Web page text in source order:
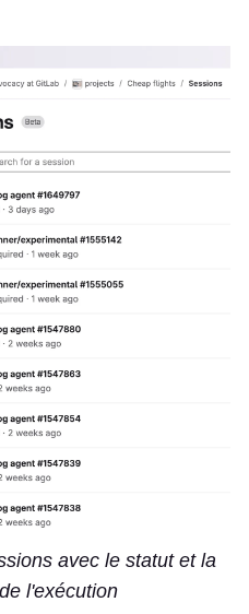
avec le statut et la
l'exécution